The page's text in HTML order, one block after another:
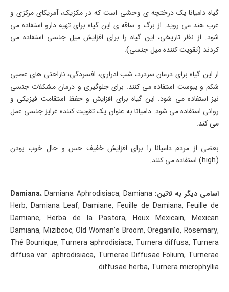
گیاه دامیانا یک درختچه ی وحشی است که در مکزیک، آمریکای مرکزی و
غرب هند می روید. از برگ و ساقه ی این گیاه برای تهیه دارو استفاده می
شود. از نظر تاریخی، این گیاه را برای افزایش میل جنسی استفاده می
کردند (تقویت کننده میل جنسی).
از این گیاه برای درمان سردرد، شب ادراری، افسردگی، ناراحتی های عصبی
شکم و یبوست استفاده می کنند. برای جلوگیری و درمان مشکلات جنسی
نیز استفاده می شود. این گیاه برای افزایش و حفظ استقامت فیزیکی و
روانی استفاده می شود. دامیانا به عنوان یک تقویت کننده غرایز جنسی عمل
می کند.
بعضی از مردم دامیانا را برای افزایش خفیف حس و حال خوب بودن
(high) استفاده می کنند.
اسامی دیگر به لاتین: Damiana، Damiana Aphrodisiaca, Damiana
Herb, Damiana Leaf, Damiane, Feuille de Damiana, Feuille de
Damiane, Herba de la Pastora, Houx Mexicain, Mexican
Damiana, Mizibcoc, Old Woman’s Broom, Oreganillo, Rosemary,
Thé Bourrique, Turnera aphrodisiaca, Turnera diffusa, Turnera
diffusa var. aphrodisiaca, Turnerae Diffusae Folium, Turnerae
diffusae herba, Turnera microphyllia.